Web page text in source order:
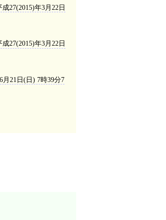
成27(2015)年3月22日
成27(2015)年3月22日
月21日(日) 7時39分7